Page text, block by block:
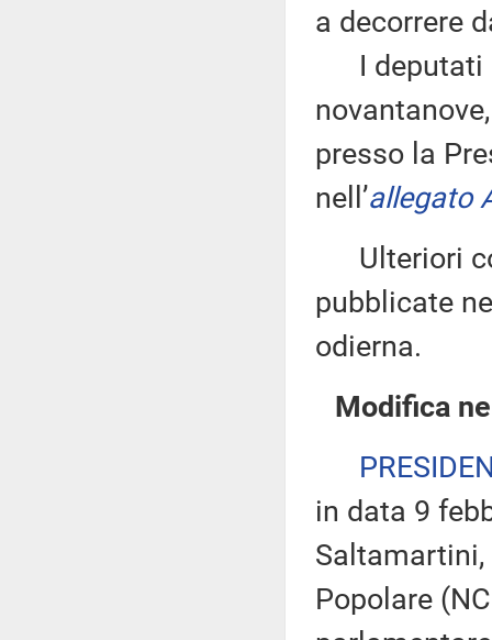
a decorrere
I deputati
presso la
nell’allegato
Ulteriori
pubblicate
odierna.
Modifica
in data 9
Popolare